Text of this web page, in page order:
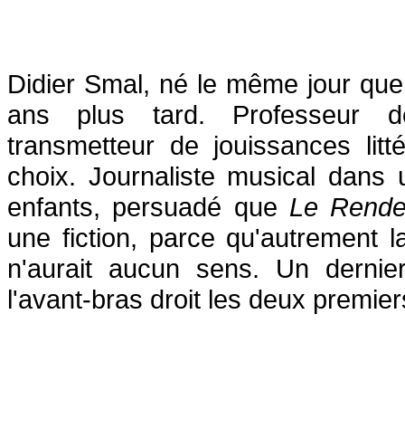
Didier Smal, né le même jour
ans plus tard. Professeur
transmetteur de jouissances
choix. Journaliste musical
enfants, persuadé que Le
une fiction, parce qu'autrement
n'aurait aucun sens. Un
l'avant-bras droit les deux